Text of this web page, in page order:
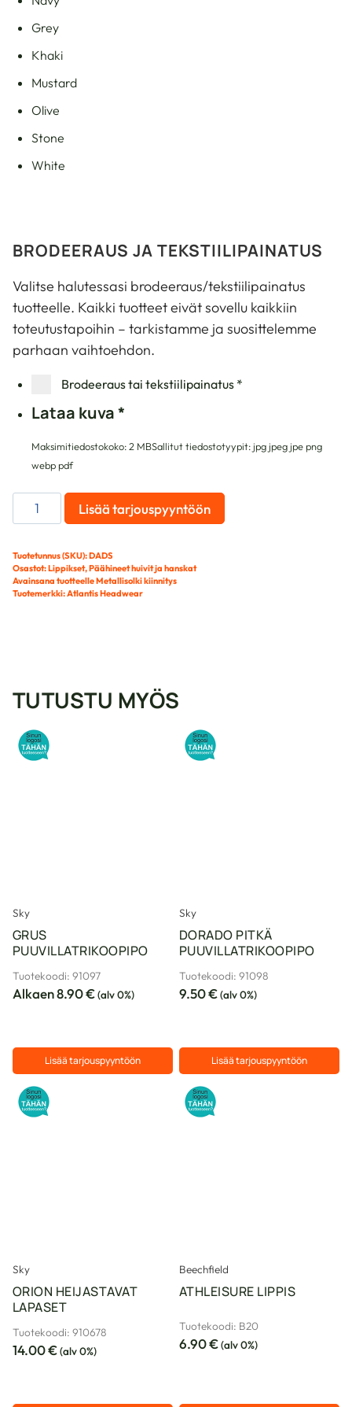
Grey
Khaki
Mustard
Olive
Stone
White
BRODEERAUS JA TEKSTIILIPAINATUS
Valitse halutessasi brodeeraus/tekstiilipainatus
tuotteelle. Kaikki tuotteet eivät sovellu kaikkiin
toteutustapoihin – tarkistamme ja suosittelemme
parhaan vaihtoehdon.
Brodeeraus tai tekstiilipainatus *
Lataa kuva*
Maksimitiedostokoko: 2 MBSallitut tiedostotyypit: jpg jpeg jpe png
webp pdf
Dad
Hat-
Mid
Visor
-
Lisää tarjouspyyntöön
Tuotetunnus (SKU):DADS
Osastot:Lippikset,Päähineet huivit ja hanskat
Avainsana tuotteelleMetallisolki kiinnitys
Tuotemerkki:Atlantis Headwear
TUTUSTU MYÖS
Sky
GRUS
PUUVILLATRIKOOPIPO
Tuotekoodi: 91097
Alkaen8.90€(alv 0%)
Lisää tarjouspyyntöön
Tällä
tuotteella
Sky
DORADO PITKÄ
PUUVILLATRIKOOPIPO
Tuotekoodi: 91098
9.50€(alv 0%)
Lisää tarjouspyyntöön
Sky
ORION HEIJASTAVAT
LAPASET
Tuotekoodi: 910678
14.00€(alv 0%)
Beechfield
ATHLEISURE LIPPIS
Tuotekoodi: B20
6.90€(alv 0%)